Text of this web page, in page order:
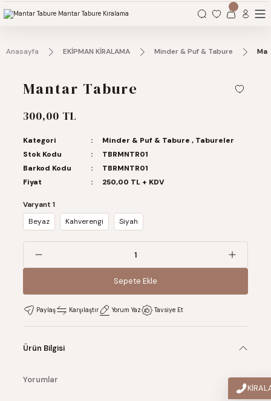
Organizasyonlarınız için tüm ihtiyaçlarınız burada.
Anasayfa EKİPMAN KİRALAMA Minder & Puf & Tabure
Mantar Tabure
300,00 TL
Kategori Minder & Puf & Tabure , Tabureler
Stok Kodu
TBRMNTR01
Barkod Kodu
TBRMNTR01
Fiyat
250,00 TL + KDV
Varyant 1
Beyaz
Kahverengi Siyah
Sepete Ekle
Sepete Ekle
Paylaş Karşılaştır Yorum Yaz Tavsiye Et
Ürün Bilgisi
Yorumlar